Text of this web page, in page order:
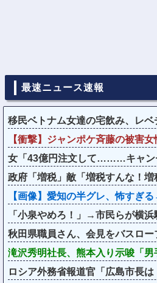
最速ニュース速報
移民ベトナム女達の宅飲み、レ
【衝撃】ジャンポケ斉藤の被害
女「43億円注文して………キャン
政府「増税」敵「増税すんな！
【画像】愛知の半グレ、怖すぎ
「小泉やめろ！」→市民らが横
秋田県職員さん、会見をバスロ
滝沢秀明社長、熊本入り示唆「
ロシア外務省報道官「広島市長